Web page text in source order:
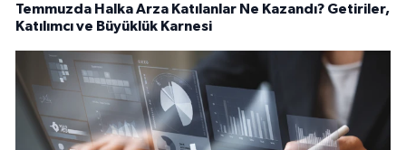
Temmuzda Halka Arza Katılanlar Ne Kazandı? Getiriler,
Katılımcı ve Büyüklük Karnesi